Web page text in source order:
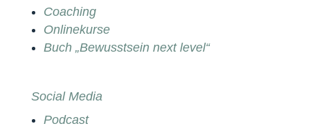
Coaching
Onlinekurse
Buch „Bewusstsein next level“
Social Media
Podcast